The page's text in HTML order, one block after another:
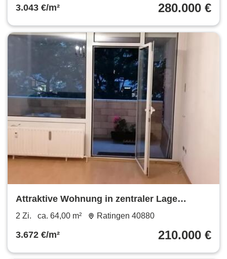
3.043 €/m² 280.000 €
Attraktive Wohnung in zentraler Lage
Ratingen West inkl. Garage
2 Zi. ca. 64,00 m² Ratingen 40880
3.672 €/m² 210.000 €